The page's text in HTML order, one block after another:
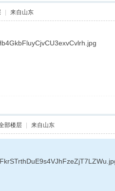
来自山东
部楼层 来自山东